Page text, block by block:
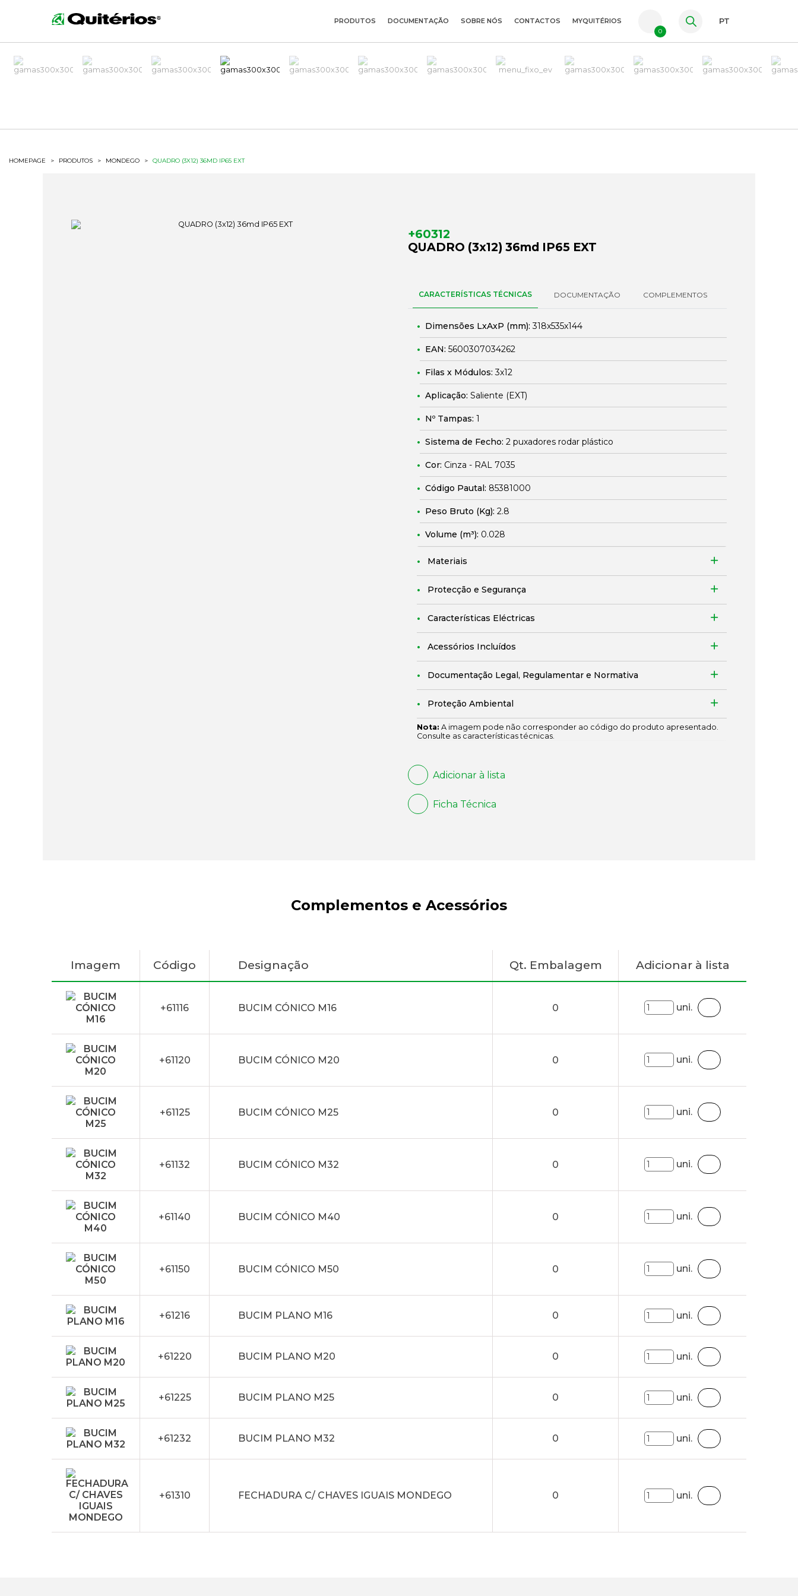
ES
PRODUTOS DOCUMENTAÇÃO SOBRE NÓS CONTACTOS MYQUITÉRIOS
0
PT
HOMEPAGE > PRODUTOS > MONDEGO > QUADRO (3X12) 36MD IP65 EXT
+60312
QUADRO (3x12) 36md IP65 EXT
CARACTERÍSTICAS TÉCNICAS DOCUMENTAÇÃO COMPLEMENTOS
Dimensões LxAxP (mm):318x535x144
EAN: 5600307034262
Filas x Módulos:3x12
Aplicação: Saliente (EXT)
Nº Tampas: 1
Sistema de Fecho: 2 puxadores rodar plástico
Cor: Cinza - RAL 7035
Código Pautal: 85381000
Peso Bruto (Kg): 2.8
Volume (m³): 0.028
Materiais
Protecção e Segurança
Características Eléctricas
Acessórios Incluídos
Documentação Legal, Regulamentar e Normativa
Proteção Ambiental
Nota: A imagem pode não corresponder ao código do produto apresentado.
Consulte as características técnicas.
Adicionar à lista
Ficha Técnica
Complementos e Acessórios
Imagem Código Designação Qt. Embalagem Adicionar à lista
+61116 BUCIM CÓNICO M16 0 uni.
+61120 BUCIM CÓNICO M20 0 uni.
+61125 BUCIM CÓNICO M25 0 uni.
+61132 BUCIM CÓNICO M32 0 uni.
+61140 BUCIM CÓNICO M40 0 uni.
+61150 BUCIM CÓNICO M50 0 uni.
+61216 BUCIM PLANO M16 0 uni.
+61220 BUCIM PLANO M20 0 uni.
+61225 BUCIM PLANO M25 0 uni.
+61232 BUCIM PLANO M32 0 uni.
+61310 FECHADURA C/ CHAVES IGUAIS MONDEGO 0 uni.